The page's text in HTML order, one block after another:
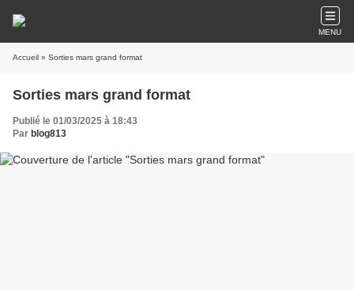
MENU
Accueil » Sorties mars grand format
Sorties mars grand format
Publié le 01/03/2025 à 18:43
Par blog813